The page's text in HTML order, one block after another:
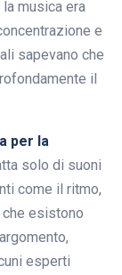
musica era
e
sapevano che
il
per la
solo di suoni
come il ritmo,
che esistono
esperti